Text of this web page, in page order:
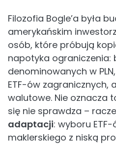
Filozofia Bogle’a była
amerykańskim
osób, które próbują
napotyka ograniczenia:
denominowanych w
ETF-ów zagranicznych,
walutowe. Nie oznacza
się nie sprawdza –
adaptacji: wyboru ETF-
maklerskiego z niską